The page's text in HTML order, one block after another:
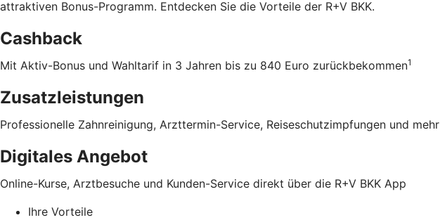
attraktiven Bonus-Programm. Entdecken Sie die Vorteile der R+V BKK.
Cashback
Mit Aktiv-Bonus und Wahltarif in 3 Jahren bis zu 840 Euro zurückbekommen1
Zusatzleistungen
Professionelle Zahnreinigung, Arzttermin-Service, Reiseschutzimpfungen und mehr
Digitales Angebot
Online-Kurse, Arztbesuche und Kunden-Service direkt über die R+V BKK App
Ihre Vorteile